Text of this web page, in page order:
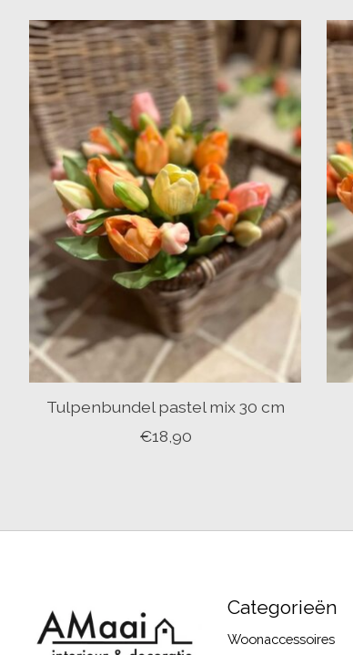
Items van productcarrousel
Tulpenbundel pastel mix 30 cm
€18,90
Categorieën
Woonaccessoires